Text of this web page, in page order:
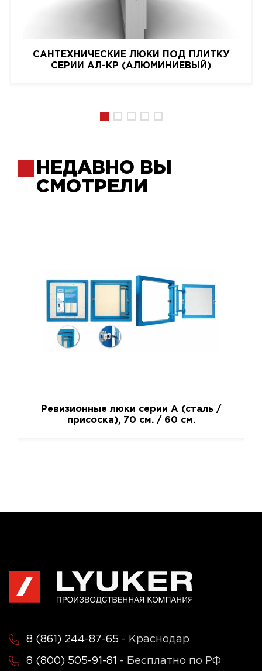
САНТЕХНИЧЕСКИЕ ЛЮКИ ПОД ПЛИТКУ
СЕРИИ АЛ-КР (АЛЮМИНИЕВЫЙ)
НЕДАВНО ВЫ
СМОТРЕЛИ
Ревизионные люки серии A (сталь /
присоска), 70 см. / 60 см.
8 (861) 244-87-65 - Краснодар
8 (800) 505-91-81 - Бесплатно по РФ